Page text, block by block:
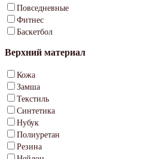
Повседневные
Фитнес
Баскетбол
Верхний материал
Кожа
Замша
Текстиль
Синтетика
Нубук
Полиуретан
Резина